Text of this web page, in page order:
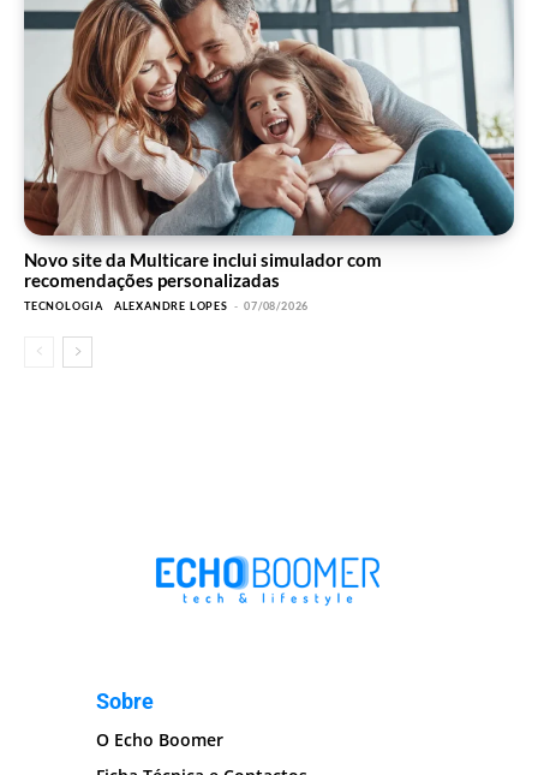
Novo site da Multicare inclui simulador com
recomendações personalizadas
TECNOLOGIA ALEXANDRE LOPES - 07/08/2026
Sobre
O Echo Boomer